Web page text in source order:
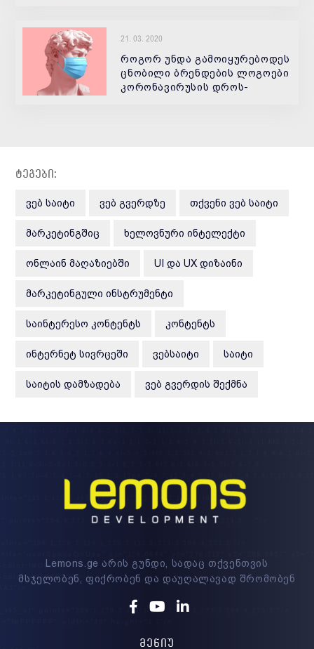
21. 03. 2020
როგორ უნდა გამოიყურებოდეს
ცნობილი ბრენდების ლოგოები
კორონავირუსის დროს-
ტეგები:
ᲕᲔᲑ ᲡᲐᲘᲢᲘ ᲕᲔᲑ ᲒᲕᲔᲠᲓᲖᲔ ᲗᲥᲕᲔᲜᲘ ᲕᲔᲑ ᲡᲐᲘᲢᲘ
ᲛᲐᲠᲙᲔᲢᲘᲜᲒᲨᲘᲪ ᲮᲔᲚᲝᲕᲜᲣᲠᲘ ᲘᲜᲢᲔᲚᲔᲥᲢᲘ
ᲝᲜᲚᲐᲘᲜ ᲛᲐᲦᲐᲖᲘᲔᲑᲨᲘ UI ᲓᲐ UX ᲓᲘᲖᲐᲘᲜᲘ
ᲛᲐᲠᲙᲔᲢᲘᲜᲒᲣᲚᲘ ᲘᲜᲡᲢᲠᲣᲛᲔᲜᲢᲘ
ᲡᲐᲘᲜᲢᲔᲠᲔᲡᲝ ᲙᲝᲜᲢᲔᲜᲢᲡ ᲙᲝᲜᲢᲔᲜᲢᲡ
ᲘᲜᲢᲔᲠᲜᲔᲢ ᲡᲘᲕᲠᲪᲔᲨᲘ ᲕᲔᲑᲡᲐᲘᲢᲘ ᲡᲐᲘᲢᲘ
ᲡᲐᲘᲢᲘᲡ ᲓᲐᲛᲖᲐᲓᲔᲑᲐ ᲕᲔᲑ ᲒᲕᲔᲠᲓᲘᲡ ᲨᲔᲥᲛᲜᲐ
Lemons.ge არის გუნდი, სადაც თქვენთვის
მსჯელობენ, ფიქრობენ და დაუღალავად შრომობენ
ᲛᲔᲜᲘᲣ